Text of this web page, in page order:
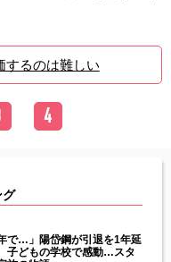
するのは難しい
4
グ
で…」陽岱鋼が引退を1年延
子どもの学校で感動…スタ